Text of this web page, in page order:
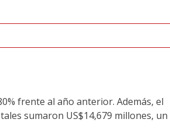
frente al año anterior. Además, el
sumaron US$14,679 millones, un